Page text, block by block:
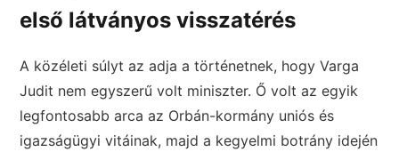
első látványos visszatérés
A közéleti súlyt az adja a történetnek, hogy Varga
Judit nem egyszerű volt miniszter. Ő volt az egyik
legfontosabb arca az Orbán-kormány uniós és
igazságügyi vitáinak, majd a kegyelmi botrány idején